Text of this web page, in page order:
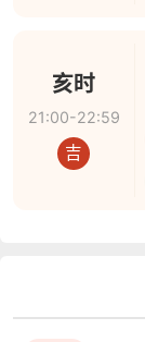
亥时
21:00-22:59
吉